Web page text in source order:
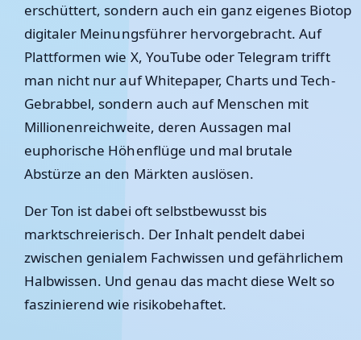
erschüttert, sondern auch ein ganz eigenes Biotop
digitaler Meinungsführer hervorgebracht. Auf
Plattformen wie X, YouTube oder Telegram trifft
man nicht nur auf Whitepaper, Charts und Tech-
Gebrabbel, sondern auch auf Menschen mit
Millionenreichweite, deren Aussagen mal
euphorische Höhenflüge und mal brutale
Abstürze an den Märkten auslösen.
Der Ton ist dabei oft selbstbewusst bis
marktschreierisch. Der Inhalt pendelt dabei
zwischen genialem Fachwissen und gefährlichem
Halbwissen. Und genau das macht diese Welt so
faszinierend wie risikobehaftet.